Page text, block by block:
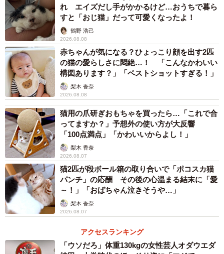
◇ ◇
SNSユーザー達から
「わ、わ、わ、わかりみ！！！！！なんで？！仰向けにな
ってる時にお腹に乗った方が安定してるのに！！なぜ横向
きの腰から足をこぼれさせながらそこに陣取るの？！」
「うちの猫らはまだ隙間に寝てくれるけど寝返りは全く打
てません！」
「たまにサービスして顔を向けて寝てくれたり、顔付近に
寝てくれる事もある (これはこれで幸せだけど何かちょっと
違う…)」
「お尻を向けるのは信頼の証なのですが、ネコって何でバ
ランスが悪そうな場所でリラックスするんですかね？」
など数々の共感の声が寄せられた今回の投稿。猫オーナー
の読者のみなさんたちも同じような悩みを抱えているのだ
れ エイズだし手がかかるけど…おうちで暮ら
すと「おじ猫」だって可愛くなったよ！
鶴野 浩己
2026.08.08
赤ちゃんが気になる？ひょっこり顔を出す2匹
の猫の愛らしさに悶絶…！ 「こんなかわいい
構図あります？」「ベストショットすぎる！」
梨木 香奈
2026.08.08
猫用の爪研ぎおもちゃを買ったら…「これで合
ってますか？」予想外の使い方が大反響
「100点満点」「かわいいからよし！」
梨木 香奈
2026.08.07
猫2匹が段ボール箱の取り合いで「ポコスカ猫
パンチ」の応酬 その後の心温まる結末に「愛
～！」「おばちゃん泣きそうや…」
梨木 香奈
2026.08.07
アクセスランキング
「ウソだろ」体重130kgの女性芸人オダウエダ